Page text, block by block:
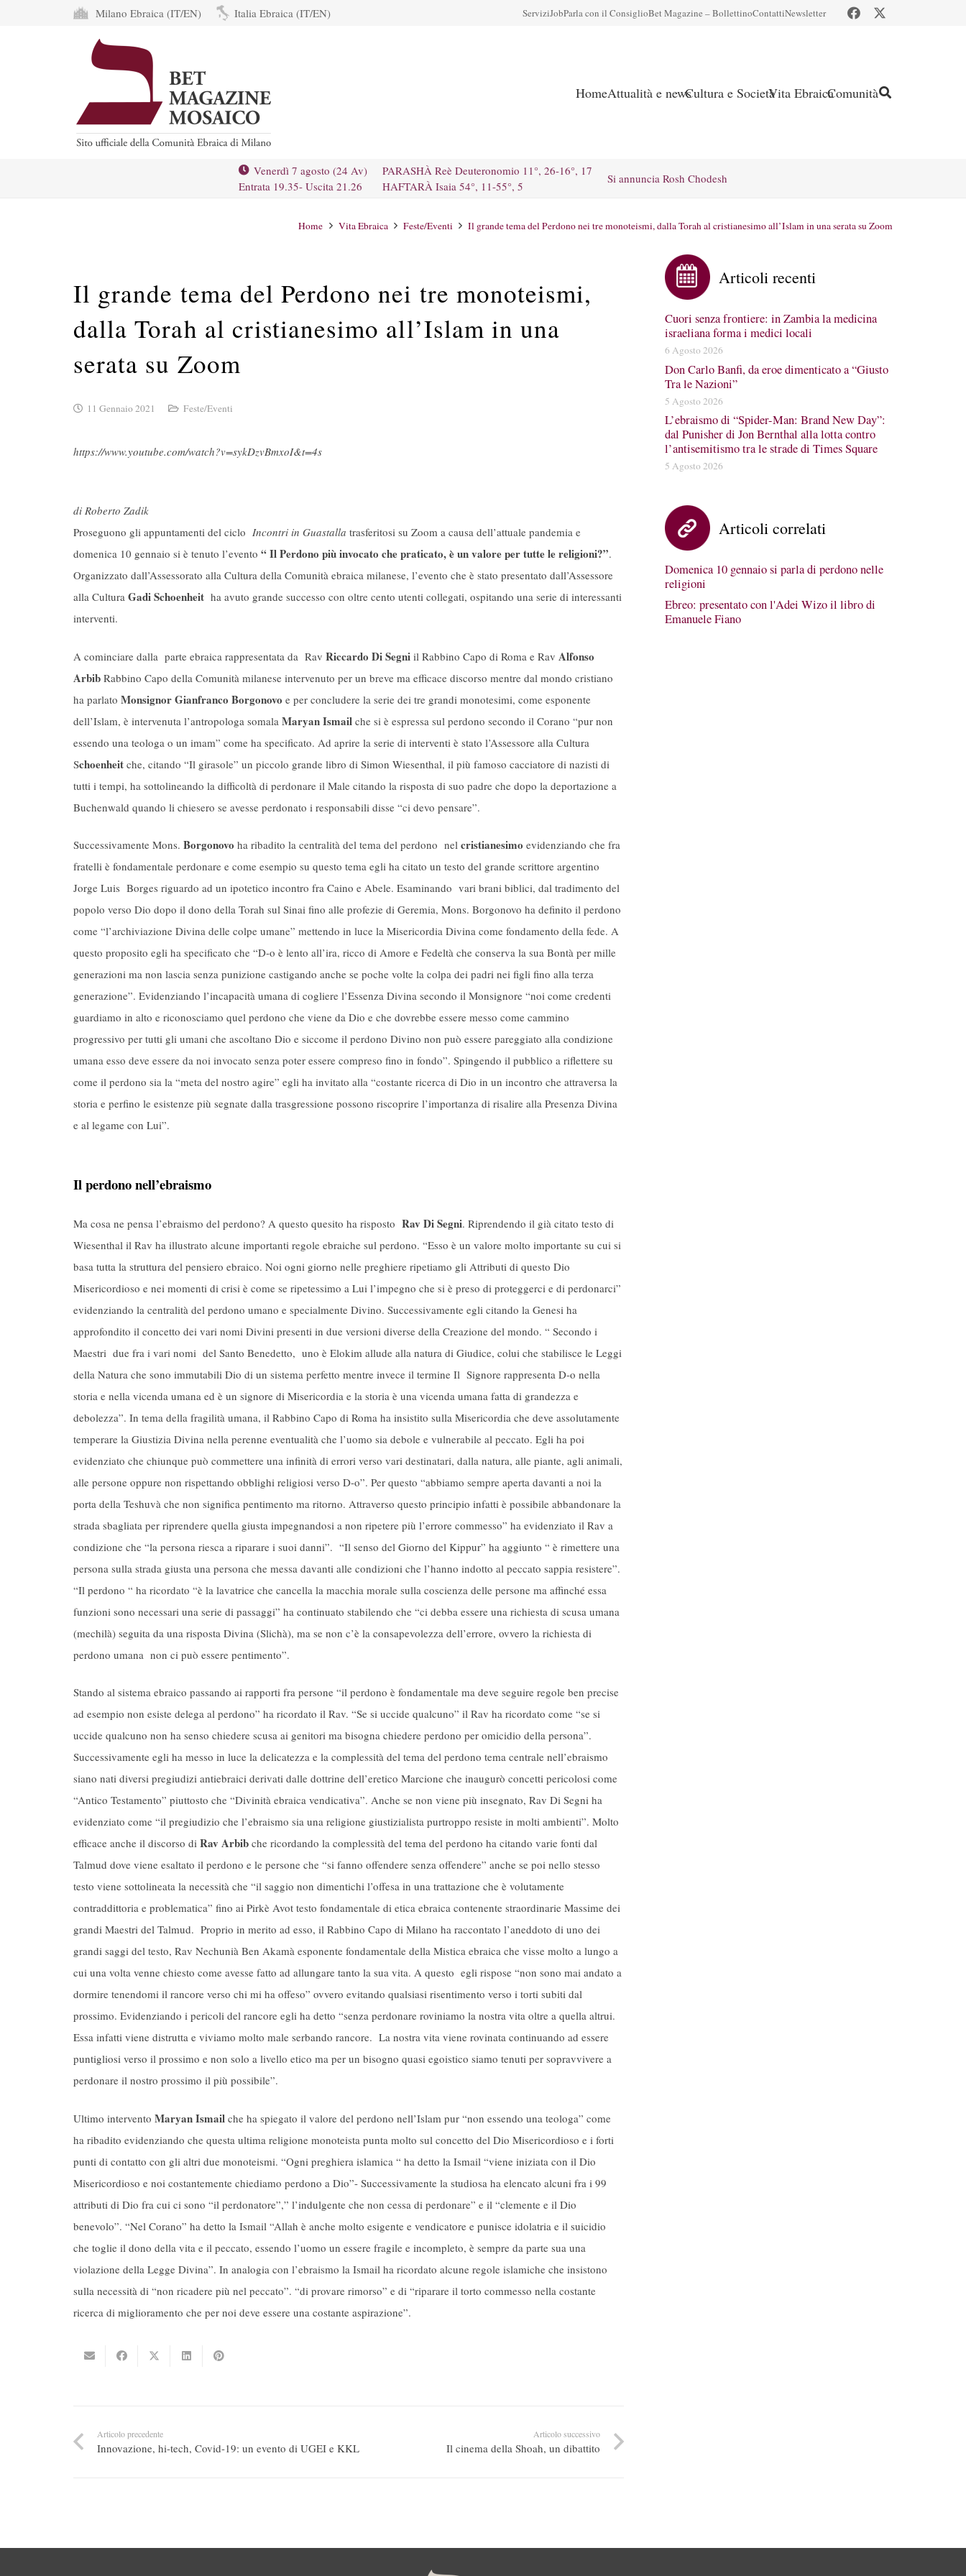
Milano Ebraica (IT/EN) Italia Ebraica (IT/EN) ServiziJobParla con il ConsiglioBet Magazine – BollettinoContattiNewsletter
HomeAttualità e newsCultura e SocietàVita EbraicaComunità
Venerdì 7 agosto (24 Av)
Entrata 19.35- Uscita 21.26
PARASHÀ Reè Deuteronomio 11°, 26-16°, 17
HAFTARÀ Isaia 54°, 11-55°, 5
Si annuncia Rosh Chodesh
Home Vita Ebraica Feste/Eventi Il grande tema del Perdono nei tre monoteismi, dalla Torah al cristianesimo all’Islam in una serata su Zoom
Il grande tema del Perdono nei tre monoteismi,
dalla Torah al cristianesimo all’Islam in una
serata su Zoom
11 Gennaio 2021 Feste/Eventi
https://www.youtube.com/watch?v=sykDzvBmxoI&t=4s
di Roberto Zadik
Proseguono gli appuntamenti del ciclo Incontri in Guastalla trasferitosi su Zoom a causa dell’attuale pandemia e
domenica 10 gennaio si è tenuto l’evento “ Il Perdono più invocato che praticato, è un valore per tutte le religioni?”.
Organizzato dall’Assessorato alla Cultura della Comunità ebraica milanese, l’evento che è stato presentato dall’Assessore
alla Cultura Gadi Schoenheit ha avuto grande successo con oltre cento utenti collegati, ospitando una serie di interessanti
interventi.
A cominciare dalla parte ebraica rappresentata da Rav Riccardo Di Segni il Rabbino Capo di Roma e Rav Alfonso
Arbib Rabbino Capo della Comunità milanese intervenuto per un breve ma efficace discorso mentre dal mondo cristiano
ha parlato Monsignor Gianfranco Borgonovo e per concludere la serie dei tre grandi monotesimi, come esponente
dell’Islam, è intervenuta l’antropologa somala Maryan Ismail che si è espressa sul perdono secondo il Corano “pur non
essendo una teologa o un imam” come ha specificato. Ad aprire la serie di interventi è stato l’Assessore alla Cultura
Schoenheit che, citando “Il girasole” un piccolo grande libro di Simon Wiesenthal, il più famoso cacciatore di nazisti di
tutti i tempi, ha sottolineando la difficoltà di perdonare il Male citando la risposta di suo padre che dopo la deportazione a
Buchenwald quando li chiesero se avesse perdonato i responsabili disse “ci devo pensare”.
Successivamente Mons. Borgonovo ha ribadito la centralità del tema del perdono nel cristianesimo evidenziando che fra
fratelli è fondamentale perdonare e come esempio su questo tema egli ha citato un testo del grande scrittore argentino
Jorge Luis Borges riguardo ad un ipotetico incontro fra Caino e Abele. Esaminando vari brani biblici, dal tradimento del
popolo verso Dio dopo il dono della Torah sul Sinai fino alle profezie di Geremia, Mons. Borgonovo ha definito il perdono
come “l’archiviazione Divina delle colpe umane” mettendo in luce la Misericordia Divina come fondamento della fede. A
questo proposito egli ha specificato che “D-o è lento all’ira, ricco di Amore e Fedeltà che conserva la sua Bontà per mille
generazioni ma non lascia senza punizione castigando anche se poche volte la colpa dei padri nei figli fino alla terza
generazione”. Evidenziando l’incapacità umana di cogliere l’Essenza Divina secondo il Monsignore “noi come credenti
guardiamo in alto e riconosciamo quel perdono che viene da Dio e che dovrebbe essere messo come cammino
progressivo per tutti gli umani che ascoltano Dio e siccome il perdono Divino non può essere pareggiato alla condizione
umana esso deve essere da noi invocato senza poter essere compreso fino in fondo”. Spingendo il pubblico a riflettere su
come il perdono sia la “meta del nostro agire” egli ha invitato alla “costante ricerca di Dio in un incontro che attraversa la
storia e perfino le esistenze più segnate dalla trasgressione possono riscoprire l’importanza di risalire alla Presenza Divina
e al legame con Lui”.
Il perdono nell’ebraismo
Ma cosa ne pensa l’ebraismo del perdono? A questo quesito ha risposto Rav Di Segni. Riprendendo il già citato testo di
Wiesenthal il Rav ha illustrato alcune importanti regole ebraiche sul perdono. “Esso è un valore molto importante su cui si
basa tutta la struttura del pensiero ebraico. Noi ogni giorno nelle preghiere ripetiamo gli Attributi di questo Dio
Misericordioso e nei momenti di crisi è come se ripetessimo a Lui l’impegno che si è preso di proteggerci e di perdonarci”
evidenziando la centralità del perdono umano e specialmente Divino. Successivamente egli citando la Genesi ha
approfondito il concetto dei vari nomi Divini presenti in due versioni diverse della Creazione del mondo. “ Secondo i
Maestri due fra i vari nomi del Santo Benedetto, uno è Elokim allude alla natura di Giudice, colui che stabilisce le Leggi
della Natura che sono immutabili Dio di un sistema perfetto mentre invece il termine Il Signore rappresenta D-o nella
storia e nella vicenda umana ed è un signore di Misericordia e la storia è una vicenda umana fatta di grandezza e
debolezza”. In tema della fragilità umana, il Rabbino Capo di Roma ha insistito sulla Misericordia che deve assolutamente
temperare la Giustizia Divina nella perenne eventualità che l’uomo sia debole e vulnerabile al peccato. Egli ha poi
evidenziato che chiunque può commettere una infinità di errori verso vari destinatari, dalla natura, alle piante, agli animali,
alle persone oppure non rispettando obblighi religiosi verso D-o”. Per questo “abbiamo sempre aperta davanti a noi la
porta della Teshuvà che non significa pentimento ma ritorno. Attraverso questo principio infatti è possibile abbandonare la
strada sbagliata per riprendere quella giusta impegnandosi a non ripetere più l’errore commesso” ha evidenziato il Rav a
condizione che “la persona riesca a riparare i suoi danni”. “Il senso del Giorno del Kippur” ha aggiunto “ è rimettere una
persona sulla strada giusta una persona che messa davanti alle condizioni che l’hanno indotto al peccato sappia resistere”.
“Il perdono “ ha ricordato “è la lavatrice che cancella la macchia morale sulla coscienza delle persone ma affinché essa
funzioni sono necessari una serie di passaggi” ha continuato stabilendo che “ci debba essere una richiesta di scusa umana
(mechilà) seguita da una risposta Divina (Slichà), ma se non c’è la consapevolezza dell’errore, ovvero la richiesta di
perdono umana non ci può essere pentimento”.
Stando al sistema ebraico passando ai rapporti fra persone “il perdono è fondamentale ma deve seguire regole ben precise
ad esempio non esiste delega al perdono” ha ricordato il Rav. “Se si uccide qualcuno” il Rav ha ricordato come “se si
uccide qualcuno non ha senso chiedere scusa ai genitori ma bisogna chiedere perdono per omicidio della persona”.
Successivamente egli ha messo in luce la delicatezza e la complessità del tema del perdono tema centrale nell’ebraismo
siano nati diversi pregiudizi antiebraici derivati dalle dottrine dell’eretico Marcione che inaugurò concetti pericolosi come
“Antico Testamento” piuttosto che “Divinità ebraica vendicativa”. Anche se non viene più insegnato, Rav Di Segni ha
evidenziato come “il pregiudizio che l’ebraismo sia una religione giustizialista purtroppo resiste in molti ambienti”. Molto
efficace anche il discorso di Rav Arbib che ricordando la complessità del tema del perdono ha citando varie fonti dal
Talmud dove viene esaltato il perdono e le persone che “si fanno offendere senza offendere” anche se poi nello stesso
testo viene sottolineata la necessità che “il saggio non dimentichi l’offesa in una trattazione che è volutamente
contraddittoria e problematica” fino ai Pirkè Avot testo fondamentale di etica ebraica contenente straordinarie Massime dei
grandi Maestri del Talmud. Proprio in merito ad esso, il Rabbino Capo di Milano ha raccontato l’aneddoto di uno dei
grandi saggi del testo, Rav Nechunià Ben Akamà esponente fondamentale della Mistica ebraica che visse molto a lungo a
cui una volta venne chiesto come avesse fatto ad allungare tanto la sua vita. A questo egli rispose “non sono mai andato a
dormire tenendomi il rancore verso chi mi ha offeso” ovvero evitando qualsiasi risentimento verso i torti subiti dal
prossimo. Evidenziando i pericoli del rancore egli ha detto “senza perdonare roviniamo la nostra vita oltre a quella altrui.
Essa infatti viene distrutta e viviamo molto male serbando rancore. La nostra vita viene rovinata continuando ad essere
puntigliosi verso il prossimo e non solo a livello etico ma per un bisogno quasi egoistico siamo tenuti per sopravvivere a
perdonare il nostro prossimo il più possibile”.
Ultimo intervento Maryan Ismail che ha spiegato il valore del perdono nell’Islam pur “non essendo una teologa” come
ha ribadito evidenziando che questa ultima religione monoteista punta molto sul concetto del Dio Misericordioso e i forti
punti di contatto con gli altri due monoteismi. “Ogni preghiera islamica “ ha detto la Ismail “viene iniziata con il Dio
Misericordioso e noi costantemente chiediamo perdono a Dio”- Successivamente la studiosa ha elencato alcuni fra i 99
attributi di Dio fra cui ci sono “il perdonatore”,” l’indulgente che non cessa di perdonare” e il “clemente e il Dio
benevolo”. “Nel Corano” ha detto la Ismail “Allah è anche molto esigente e vendicatore e punisce idolatria e il suicidio
che toglie il dono della vita e il peccato, essendo l’uomo un essere fragile e incompleto, è sempre da parte sua una
violazione della Legge Divina”. In analogia con l’ebraismo la Ismail ha ricordato alcune regole islamiche che insistono
sulla necessità di “non ricadere più nel peccato”. “di provare rimorso” e di “riparare il torto commesso nella costante
ricerca di miglioramento che per noi deve essere una costante aspirazione”.
Articolo precedente
Innovazione, hi-tech, Covid-19: un evento di UGEI e KKL
Articolo successivo
Il cinema della Shoah, un dibattito
Articoli recenti
Cuori senza frontiere: in Zambia la medicina
israeliana forma i medici locali
6 Agosto 2026
Don Carlo Banfi, da eroe dimenticato a “Giusto
Tra le Nazioni”
5 Agosto 2026
L’ebraismo di “Spider-Man: Brand New Day”:
dal Punisher di Jon Bernthal alla lotta contro
l’antisemitismo tra le strade di Times Square
5 Agosto 2026
Articoli correlati
Domenica 10 gennaio si parla di perdono nelle
religioni
Ebreo: presentato con l'Adei Wizo il libro di
Emanuele Fiano